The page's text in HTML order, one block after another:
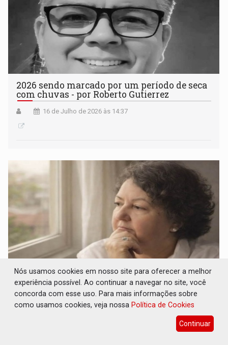
2026 sendo marcado por um período de seca
com chuvas - por Roberto Gutierrez
16 de Julho de 2026 às 14:37
À minha filha, Paulinha - por Sara Xavier
16 de Julho de 2026 às 09:58
Nós usamos cookies em nosso site para oferecer a melhor
experiência possível. Ao continuar a navegar no site, você
concorda com esse uso. Para mais informações sobre
como usamos cookies, veja nossa Política de Cookies
Continuar